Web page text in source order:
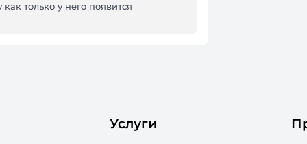
только у него появится
Услуги